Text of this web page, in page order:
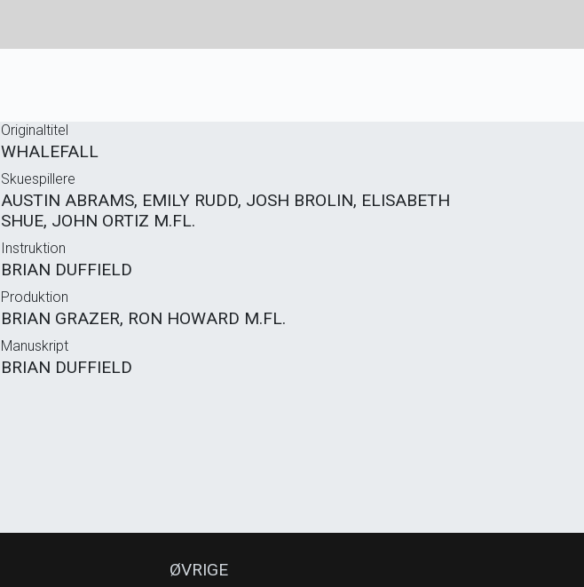
Originaltitel
WHALEFALL
Skuespillere
AUSTIN ABRAMS, EMILY RUDD, JOSH BROLIN, ELISABETH
SHUE, JOHN ORTIZ M.FL.
Instruktion
BRIAN DUFFIELD
Produktion
BRIAN GRAZER, RON HOWARD M.FL.
Manuskript
BRIAN DUFFIELD
ØVRIGE